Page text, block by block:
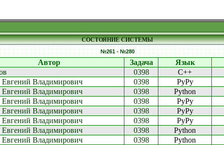
СОСТОЯНИЕ СИСТЕМЫ
№261 - №280
Автор Задача Язык
0398 C++
Владимирович 0398 PyPy
Владимирович 0398 Python
Владимирович 0398 PyPy
Владимирович 0398 PyPy
Владимирович 0398 PyPy
Владимирович 0398 Python
Владимирович 0398 Python